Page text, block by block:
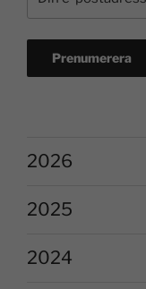
2026
2025
2024